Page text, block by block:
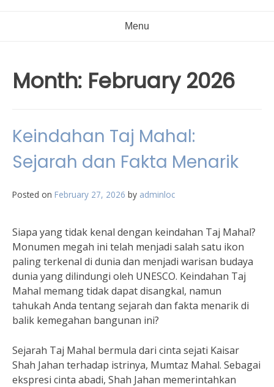
Menu
Month: February 2026
Keindahan Taj Mahal:
Sejarah dan Fakta Menarik
Posted on February 27, 2026 by adminloc
Siapa yang tidak kenal dengan keindahan Taj Mahal?
Monumen megah ini telah menjadi salah satu ikon
paling terkenal di dunia dan menjadi warisan budaya
dunia yang dilindungi oleh UNESCO. Keindahan Taj
Mahal memang tidak dapat disangkal, namun
tahukah Anda tentang sejarah dan fakta menarik di
balik kemegahan bangunan ini?
Sejarah Taj Mahal bermula dari cinta sejati Kaisar
Shah Jahan terhadap istrinya, Mumtaz Mahal. Sebagai
ekspresi cinta abadi, Shah Jahan memerintahkan